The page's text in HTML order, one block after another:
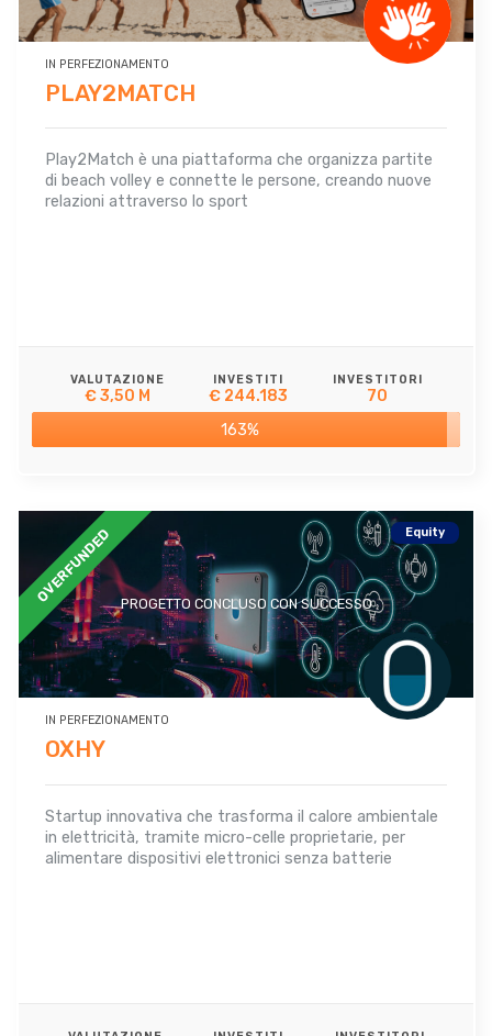
IN PERFEZIONAMENTO
PLAY2MATCH
Play2Match è una piattaforma che organizza partite
di beach volley e connette le persone, creando nuove
relazioni attraverso lo sport
VALUTAZIONE
€ 3,50 M
INVESTITI
€ 244.183
INVESTITORI
70
163%
PROGETTO CONCLUSO CON SUCCESSO
OVERFUNDED Equity
IN PERFEZIONAMENTO
OXHY
Startup innovativa che trasforma il calore ambientale
in elettricità, tramite micro-celle proprietarie, per
alimentare dispositivi elettronici senza batterie